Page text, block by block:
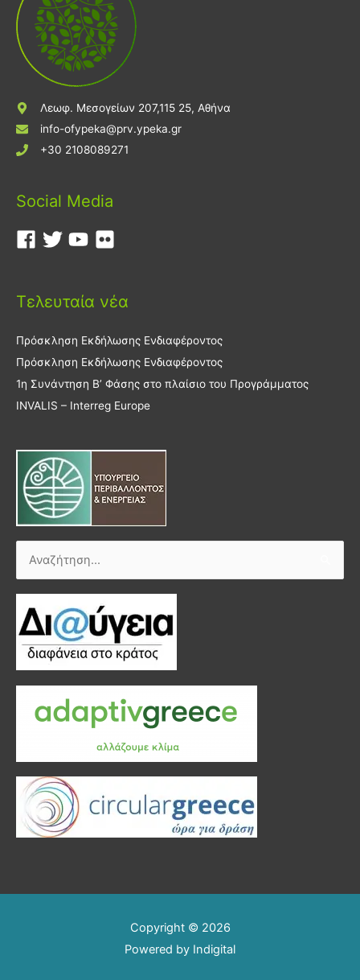
Λεωφ. Μεσογείων 207,115 25, Αθήνα
info-ofypeka@prv.ypeka.gr
+30 2108089271
Social Media
Τελευταία νέα
Πρόσκληση Εκδήλωσης Ενδιαφέροντος
Πρόσκληση Εκδήλωσης Ενδιαφέροντος
1η Συνάντηση Β’ Φάσης στο πλαίσιο του Προγράμματος
INVALIS – Interreg Europe
Αναζήτηση
Copyright © 2026
Powered by Indigital